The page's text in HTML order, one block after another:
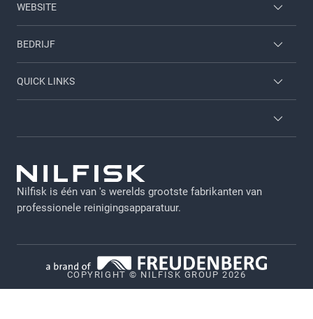
WEBSITE
Inloggen werknemer
Carrieres
BEDRIJF
Over ons
QUICK LINKS
Brochures
GDPR - NL
Juridische verklaring
Vulnerability Disclosure Policy
Nilfisk is één van 's werelds grootste fabrikanten van
professionele reinigingsapparatuur.
COPYRIGHT © NILFISK GROUP 2026